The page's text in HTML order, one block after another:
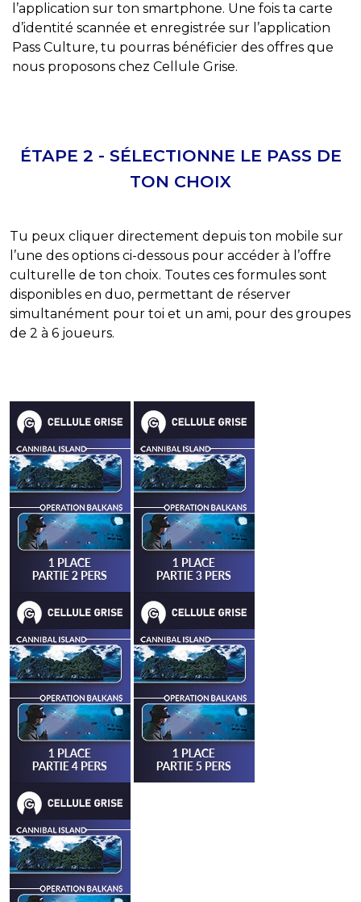
l’application sur ton smartphone. Une fois ta carte
d’identité scannée et enregistrée sur l’application
Pass Culture, tu pourras bénéficier des offres que
nous proposons chez Cellule Grise.
ÉTAPE 2 - SÉLECTIONNE LE PASS DE
TON CHOIX
Tu peux cliquer directement depuis ton mobile sur
l’une des options ci-dessous pour accéder à l’offre
culturelle de ton choix. Toutes ces formules sont
disponibles en duo, permettant de réserver
simultanément pour toi et un ami, pour des groupes
de 2 à 6 joueurs.